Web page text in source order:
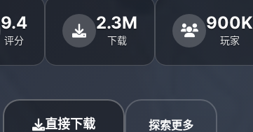
9.4
评分
2.3M
下载
900K
玩家
直接下载 探索更多